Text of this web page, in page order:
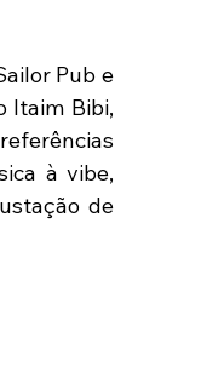
Pub e
Itaim Bibi,
à vibe,
de